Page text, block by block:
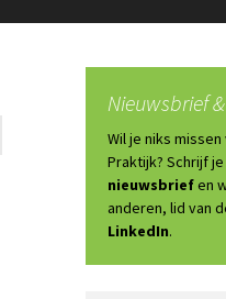
Nieuwsbrief
Wil je niks
Praktijk? Schrijf
nieuwsbriefen
anderen, lid van
LinkedIn.